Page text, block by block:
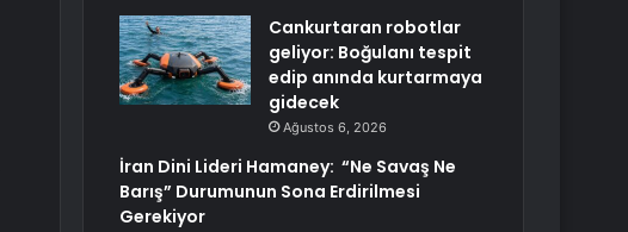
Cankurtaran robotlar
geliyor: Boğulanı tespit
edip anında kurtarmaya
gidecek
Ağustos 6, 2026
İran Dini Lideri Hamaney: “Ne Savaş Ne
Barış” Durumunun Sona Erdirilmesi
Gerekiyor